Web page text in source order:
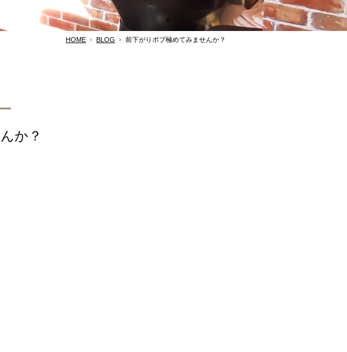
HOME BLOG 前下がりボブ極めてみませんか？
か？